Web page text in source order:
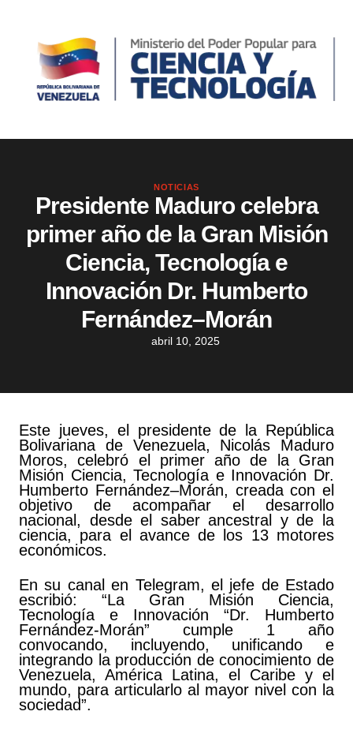
NOTICIAS
Presidente Maduro celebra
primer año de la Gran Misión
Ciencia, Tecnología e
Innovación Dr. Humberto
Fernández–Morán
abril 10, 2025
Este jueves, el presidente de la República
Bolivariana de Venezuela, Nicolás Maduro
Moros, celebró el primer año de la Gran
Misión Ciencia, Tecnología e Innovación Dr.
Humberto Fernández–Morán, creada con el
objetivo de acompañar el desarrollo
nacional, desde el saber ancestral y de la
ciencia, para el avance de los 13 motores
económicos.
En su canal en Telegram, el jefe de Estado
escribió: “La Gran Misión Ciencia,
Tecnología e Innovación “Dr. Humberto
Fernández-Morán” cumple 1 año
convocando, incluyendo, unificando e
integrando la producción de conocimiento de
Venezuela, América Latina, el Caribe y el
mundo, para articularlo al mayor nivel con la
sociedad”.